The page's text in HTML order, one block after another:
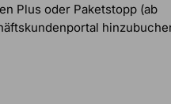
Plus oder Paketstopp (ab